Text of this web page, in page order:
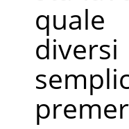
quale